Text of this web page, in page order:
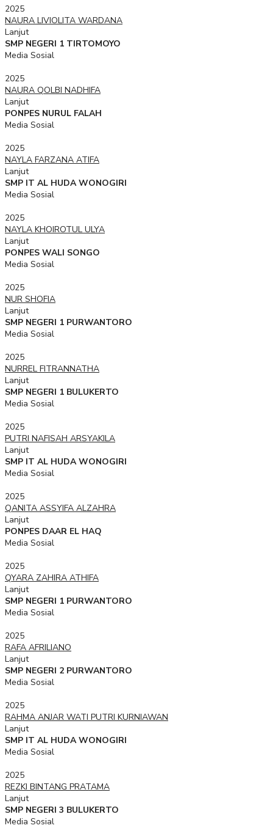
2025
NAURA LIVIOLITA WARDANA
Lanjut
SMP NEGERI 1 TIRTOMOYO
Media Sosial
2025
NAURA QOLBI NADHIFA
Lanjut
PONPES NURUL FALAH
Media Sosial
2025
NAYLA FARZANA ATIFA
Lanjut
SMP IT AL HUDA WONOGIRI
Media Sosial
2025
NAYLA KHOIROTUL ULYA
Lanjut
PONPES WALI SONGO
Media Sosial
2025
NUR SHOFIA
Lanjut
SMP NEGERI 1 PURWANTORO
Media Sosial
2025
NURREL FITRANNATHA
Lanjut
SMP NEGERI 1 BULUKERTO
Media Sosial
2025
PUTRI NAFISAH ARSYAKILA
Lanjut
SMP IT AL HUDA WONOGIRI
Media Sosial
2025
QANITA ASSYIFA ALZAHRA
Lanjut
PONPES DAAR EL HAQ
Media Sosial
2025
QYARA ZAHIRA ATHIFA
Lanjut
SMP NEGERI 1 PURWANTORO
Media Sosial
2025
RAFA AFRILIANO
Lanjut
SMP NEGERI 2 PURWANTORO
Media Sosial
2025
RAHMA ANJAR WATI PUTRI KURNIAWAN
Lanjut
SMP IT AL HUDA WONOGIRI
Media Sosial
2025
REZKI BINTANG PRATAMA
Lanjut
SMP NEGERI 3 BULUKERTO
Media Sosial